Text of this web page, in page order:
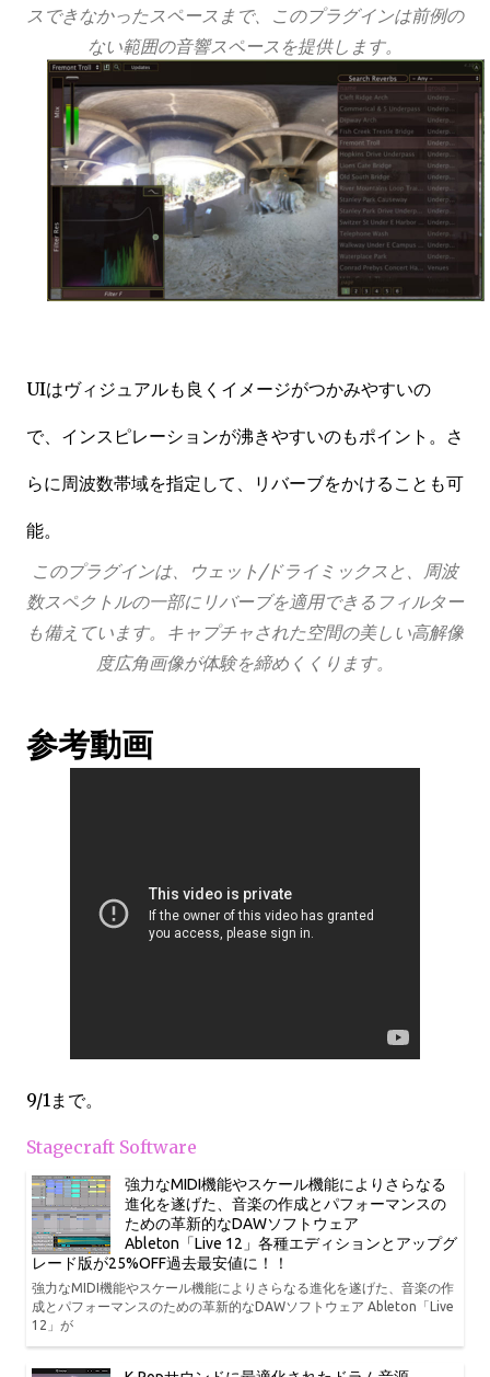
スできなかったスペースまで、このプラグインは前例の
ない範囲の音響スペースを提供します。
UIはヴィジュアルも良くイメージがつかみやすいの
で、インスピレーションが沸きやすいのもポイント。さ
らに周波数帯域を指定して、リバーブをかけることも可
能。
このプラグインは、ウェット/ドライミックスと、周波
数スペクトルの一部にリバーブを適用できるフィルター
も備えています。キャプチャされた空間の美しい高解像
度広角画像が体験を締めくくります。
参考動画
9/1まで。
Stagecraft Software
強力なMIDI機能やスケール機能によりさらなる
進化を遂げた、音楽の作成とパフォーマンスの
ための革新的なDAWソフトウェア
Ableton「Live 12」各種エディションとアップグ
レード版が25%OFF過去最安値に！！
強力なMIDI機能やスケール機能によりさらなる進化を遂げた、音楽の作
成とパフォーマンスのための革新的なDAWソフトウェア Ableton「Live
12」が